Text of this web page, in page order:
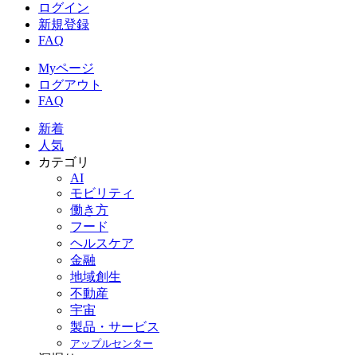
ログイン
新規登録
FAQ
Myページ
ログアウト
FAQ
新着
人気
カテゴリ
AI
モビリティ
働き方
フード
ヘルスケア
金融
地域創生
不動産
宇宙
製品・サービス
アップルセンター